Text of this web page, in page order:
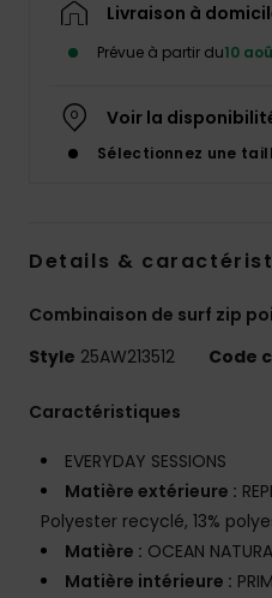
Livraison à
Prévue à partir du10
Voir la
Sélectionnez une
Details &
Combinaison de surf zip
Style 25AW213512 Code
Caractéristiques
EVERYDAY SESSIONS
Matière extérieure :
Polyester recyclé, 13%
Matière : OCEAN
Matière intérieure :